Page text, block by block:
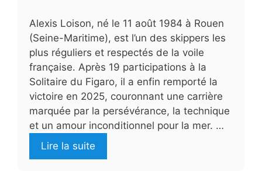
Alexis Loison, né le 11 août 1984 à Rouen
(Seine-Maritime), est l’un des skippers les
plus réguliers et respectés de la voile
française. Après 19 participations à la
Solitaire du Figaro, il a enfin remporté la
victoire en 2025, couronnant une carrière
marquée par la persévérance, la technique
et un amour inconditionnel pour la mer. …
Lire la suite